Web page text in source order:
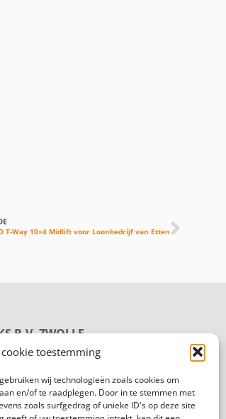
toestemming
wij technologieën zoals cookies om
en/of te raadplegen. Door in te stemmen met
zoals surfgedrag of unieke ID's op deze site
T-Way 10×4 Midlift voor Loonbedrijf van Etten
B.V. ZWOLLE
088 625 96 00